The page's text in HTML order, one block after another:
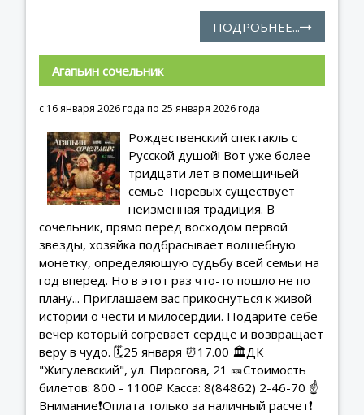
ПОДРОБНЕЕ...
Агапьин сочельник
с 16 января 2026 года по 25 января 2026 года
Рождественский спектакль с
Русской душой! Вот уже более
тридцати лет в помещичьей
семье Тюревых существует
неизменная традиция. В
сочельник, прямо перед восходом первой
звезды, хозяйка подбрасывает волшебную
монетку, определяющую судьбу всей семьи на
год вперед. Но в этот раз что-то пошло не по
плану... Приглашаем вас прикоснуться к живой
истории о чести и милосердии. Подарите себе
вечер который согревает сердце и возвращает
веру в чудо. 🗓25 января ⏰️17.00 🏛ДК
"Жигулевский", ул. Пирогова, 21 🎫Стоимость
билетов: 800 - 1100₽ Касса: 8(84862) 2-46-70 ☝️
Внимание❗️Оплата только за наличный расчет❗️